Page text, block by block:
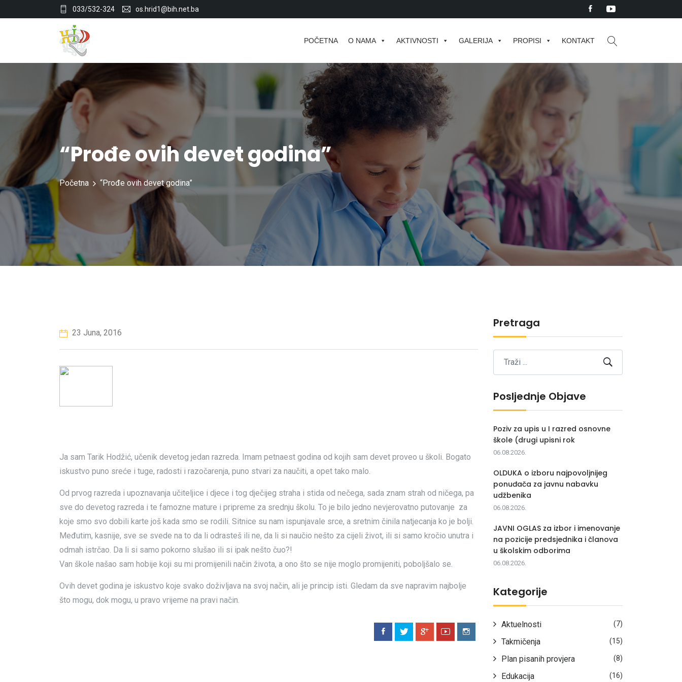
033/532-324 os.hrid1@bih.net.ba
POČETNA O NAMA AKTIVNOSTI GALERIJA PROPISI KONTAKT
“Prođe ovih devet godina”
Početna “Prođe ovih devet godina”
23 Juna, 2016
Ja sam Tarik Hodžić, učenik devetog jedan razreda. Imam petnaest godina od kojih sam devet proveo u školi. Bogato
iskustvo puno sreće i tuge, radosti i razočarenja, puno stvari za naučiti, a opet tako malo.
Od prvog razreda i upoznavanja učiteljice i djece i tog dječijeg straha i stida od nečega, sada znam strah od ničega, pa
sve do devetog razreda i te famozne mature i pripreme za srednju školu. To je bilo jedno nevjerovatno putovanje za
koje smo svo dobili karte još kada smo se rodili. Sitnice su nam ispunjavale srce, a sretnim činila natjecanja ko je bolji.
Međutim, kasnije, sve se svede na to da li odrasteš ili ne, da li si naučio nešto za cijeli život, ili si samo kročio unutra i
odmah istrčao. Da li si samo pokorno slušao ili si ipak nešto čuo?!
Van škole našao sam hobije koji su mi promijenili način života, a ono što se nije moglo promijeniti, poboljšalo se.
Ovih devet godina je iskustvo koje svako doživljava na svoj način, ali je princip isti. Gledam da sve napravim najbolje
što mogu, dok mogu, u pravo vrijeme na pravi način.
Pretraga
Posljednje Objave
Poziv za upis u I razred osnovne
škole (drugi upisni rok
06.08.2026.
OLDUKA o izboru najpovoljnijeg
ponuđača za javnu nabavku
udžbenika
06.08.2026.
JAVNI OGLAS za izbor i imenovanje
na pozicije predsjednika i članova
u školskim odborima
06.08.2026.
Kategorije
Aktuelnosti (7)
Takmičenja (15)
Plan pisanih provjera (8)
Edukacija (16)